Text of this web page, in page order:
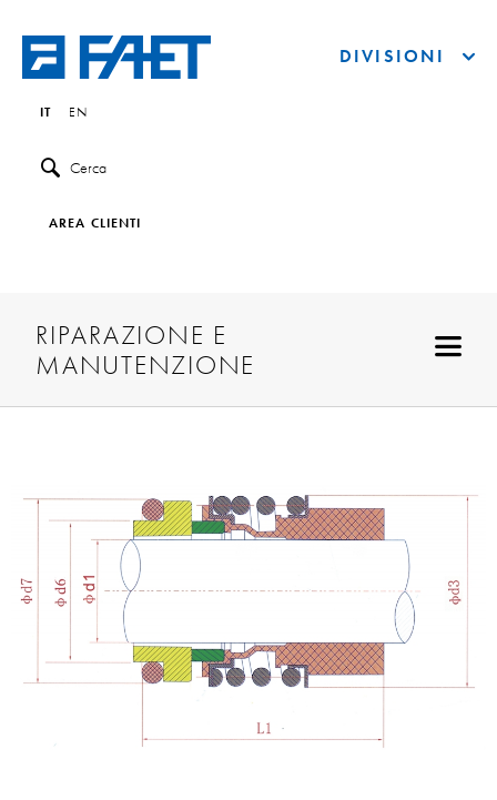
IT EN
Cerca
AREA CLIENTI
DIVISIONI
RIPARAZIONE E
MANUTENZIONE